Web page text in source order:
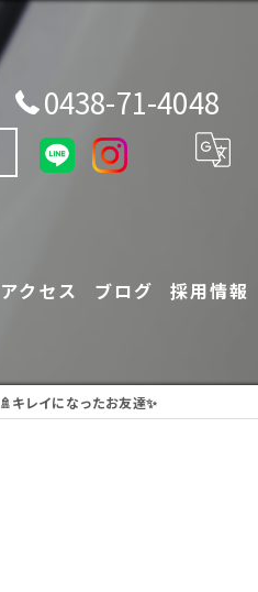
0438-71-4048
アクセス ブログ 採用情報
🚿キレイになったお友達✨